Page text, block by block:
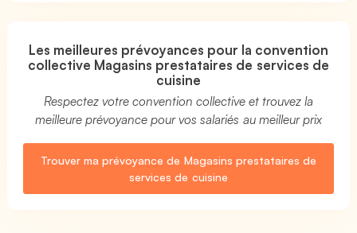
Les meilleures prévoyances pour la convention
collective Magasins prestataires de services de
cuisine
Respectez votre convention collective et trouvez la
meilleure prévoyance pour vos salariés au meilleur prix
Trouver ma prévoyance de Magasins prestataires de
services de cuisine